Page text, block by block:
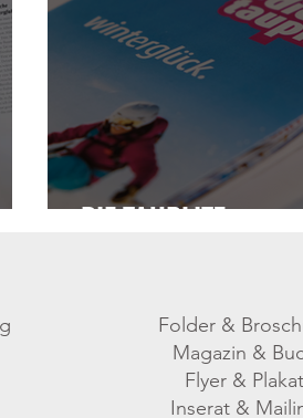
DIE TAUPLITZ
Folder &
Magazin &
Flyer & Plakat
Inserat &